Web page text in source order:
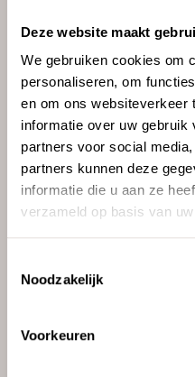
Deze website maakt
We gebruiken cookies om
personaliseren, om
en om ons websiteverkeer
informatie over uw gebruik
partners voor social
partners kunnen deze
informatie die u aan ze
verzameld op basis van
Noodzakelijk
Voorkeuren
ruimten en
In die jaren hebben
onze klanten.
doen met het
welke indelingen
rolstoelgebruik, welk
oudere mensen,
soms energiek moet
gaan wij in gesprek